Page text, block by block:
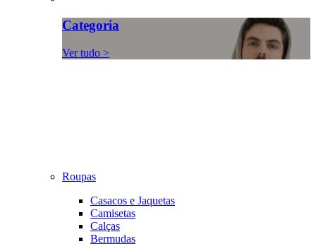
Categoria
Ver tudo >
Roupas
Casacos e Jaquetas
Camisetas
Calças
Bermudas